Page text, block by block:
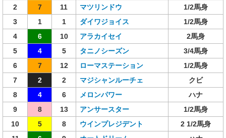
2
7 11 マツリンドウ
1/2馬身
3
1 1 ダイワジョイス
1/2馬身
4
6 10 アラカイセイ
2馬身
5
4 5 タニノシーズン
3/4馬身
6
7 12 ローマステーション
1/2馬身
7
2 2 マジシャンルーチェ
クビ
8
4 6 メロンパワー
ハナ
9
8 13 アンサースター
1/2馬身
10
5 8 ウインプレジデント
2 1/2馬身